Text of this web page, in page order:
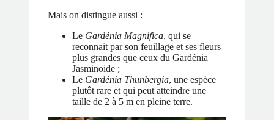
Mais on distingue aussi :
Le Gardénia Magnifica, qui se
reconnait par son feuillage et ses fleurs
plus grandes que ceux du Gardénia
Jasminoide ;
Le Gardénia Thunbergia, une espèce
plutôt rare et qui peut atteindre une
taille de 2 à 5 m en pleine terre.